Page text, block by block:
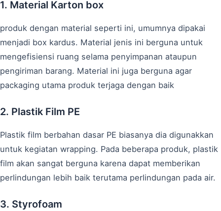
1. Material Karton box
produk dengan material seperti ini, umumnya dipakai
menjadi box kardus. Material jenis ini berguna untuk
mengefisiensi ruang selama penyimpanan ataupun
pengiriman barang. Material ini juga berguna agar
packaging utama produk terjaga dengan baik
2. Plastik Film PE
Plastik film berbahan dasar PE biasanya dia digunakkan
untuk kegiatan wrapping. Pada beberapa produk, plastik
film akan sangat berguna karena dapat memberikan
perlindungan lebih baik terutama perlindungan pada air.
3. Styrofoam